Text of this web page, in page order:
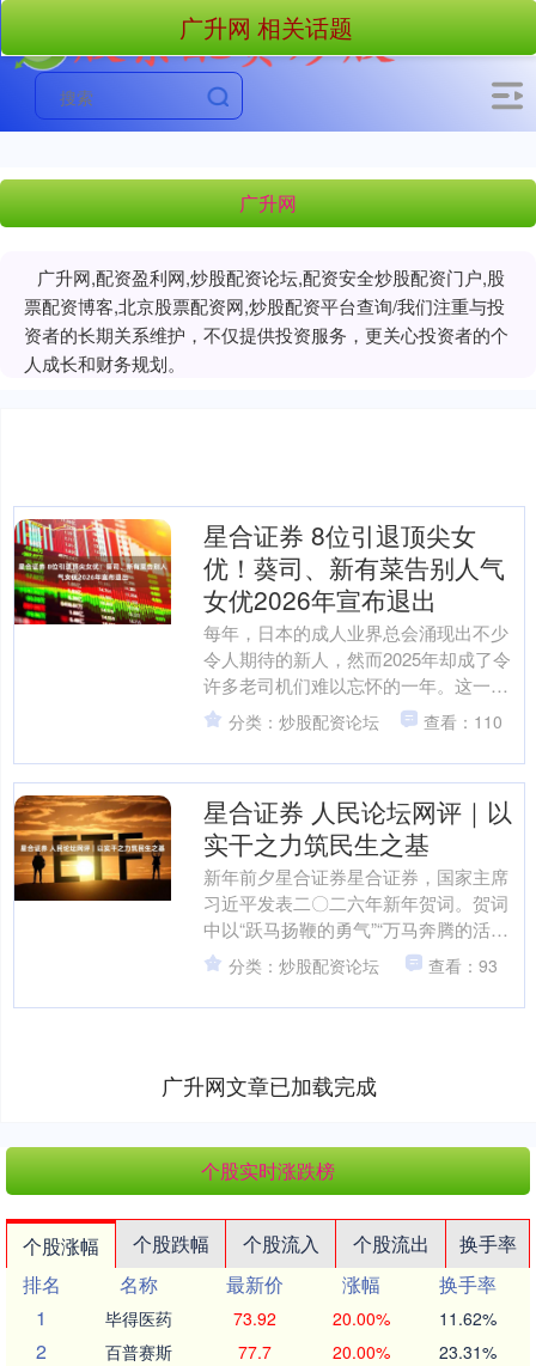
广升网
广升网,配资盈利网,炒股配资论坛,配资安全炒股配资门户,股
票配资博客,北京股票配资网,炒股配资平台查询/我们注重与投
资者的长期关系维护，不仅提供投资服务，更关心投资者的个
人成长和财务规划。
广升网 相关话题
星合证券 8位引退顶尖女
优！葵司、新有菜告别人气
女优2026年宣布退出
每年，日本的成人业界总会涌现出不少
令人期待的新人，然而2025年却成了令
许多老司机们难以忘怀的一年。这一
年，不仅有一大批新晋女优加入，更有
多位顶尖女优相继宣布引....
分类：炒股配资论坛 查看：110
星合证券 人民论坛网评｜以
实干之力筑民生之基
新年前夕星合证券星合证券，国家主席
习近平发表二〇二六年新年贺词。贺词
中以“跃马扬鞭的勇气”“万马奔腾的活
力”“马不停蹄的干劲”，勾勒出新时代奋
斗者的精神图谱。党....
分类：炒股配资论坛 查看：93
广升网文章已加载完成
个股实时涨跌榜
个股涨幅 个股跌幅 个股流入 个股流出
换手率
排名
名称 最新价 涨幅
换手率
1
毕得医药 73.92 20.00% 11.62%
2 百普赛斯 77.7 20.00% 23.31%